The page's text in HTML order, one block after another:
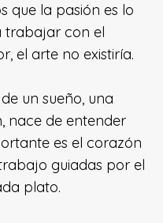
que la pasión es lo
trabajar con el
el arte no existiría.
un sueño, una
nace de entender
es el corazón
guiadas por el
plato.